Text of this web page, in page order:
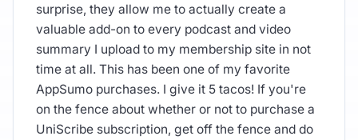
surprise, they allow me to actually create a
valuable add-on to every podcast and video
summary I upload to my membership site in not
time at all. This has been one of my favorite
AppSumo purchases. I give it 5 tacos! If you're
on the fence about whether or not to purchase a
UniScribe subscription, get off the fence and do